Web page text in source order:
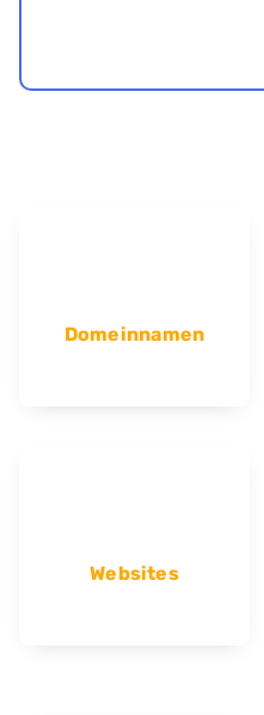
Domeinnamen
Websites